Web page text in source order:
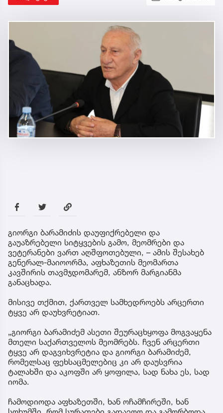
გიორგი ბარამიძის დაუფიქრებელი და
გაუაზრებელი სიტყვების გამო, მეომრები და
ვეტერანები ვართ აღშფოთებული, – ამის შესახებ
გენერალ-მაიოორმა, აფხაზეთის მეომართა
კავშირის თავმჯდომარემ, ანზორ მარგიანმა
განაცხადა.
მისივე თქმით, ქართველ სამხედროებს არცერთი
ტყვე არ დაუხვრეტიათ.
„გიორგი ბარამიძემ ასეთი შეურაცხყოფა მოგვაყენა
მთელი საქართველოს მეომრებს. ჩვენ არცერთი
ტყვე არ დაგვიხვრეტია და გიორგი ბარამიძემ,
რომელსაც ფეხსაცმელებიც კი არ დაუსვრია
ტალახში და აკოფში არ ყოფილა, სად ნახა ეს, სად
იომა.
ჩამოდიოდა აფხაზეთში, ხან ოჩამჩირეში, ხან